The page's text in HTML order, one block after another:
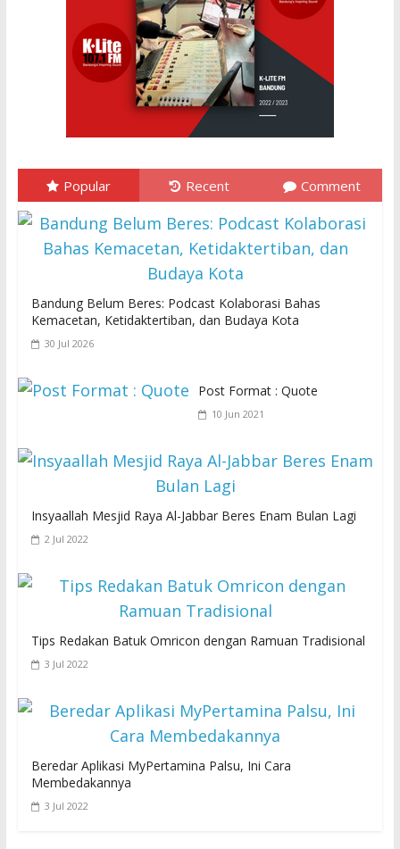
Popular Recent Comment
Bandung Belum Beres: Podcast Kolaborasi Bahas
Kemacetan, Ketidaktertiban, dan Budaya Kota
30 Jul 2026
Post Format : Quote
10 Jun 2021
Insyaallah Mesjid Raya Al-Jabbar Beres Enam Bulan Lagi
2 Jul 2022
Tips Redakan Batuk Omricon dengan Ramuan Tradisional
3 Jul 2022
Beredar Aplikasi MyPertamina Palsu, Ini Cara
Membedakannya
3 Jul 2022